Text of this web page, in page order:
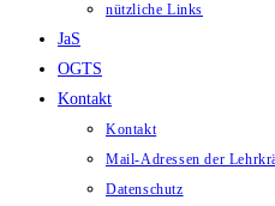
nützliche Links
JaS
OGTS
Kontakt
Kontakt
Mail-Adressen der
Datenschutz